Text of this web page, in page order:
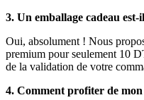
3. Un emballage cadeau est-
Oui, absolument ! Nous
premium pour seulement 10
de la validation de votre
4. Comment profiter de